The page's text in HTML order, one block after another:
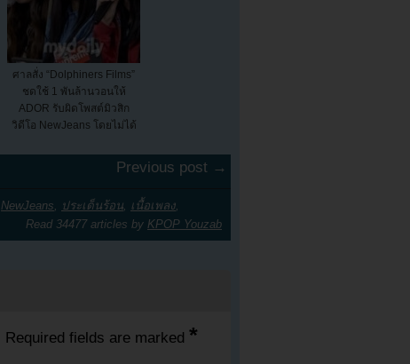
ศาลสั่ง “Dolphiners Films”
ชดใช้ 1 พันล้านวอนให้
ADOR รับผิดโพสต์มิวสิก
วิดีโอ NewJeans โดยไม่ได้
Previous post →
NewJeans ประเด็นร้อน เนื้อเพลง
Read 34477 articles by KPOP Youzab
Required fields are marked *